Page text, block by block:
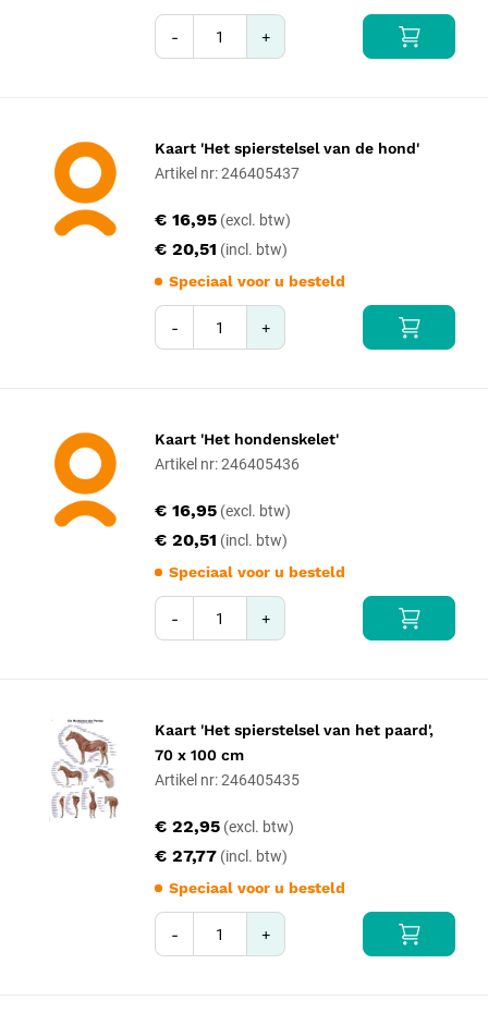
- +
Kaart 'Het spierstelsel van de hond'
Artikel nr: 246405437
€ 20,51
€ 16,95
Speciaal voor u besteld
- +
Kaart 'Het hondenskelet'
Artikel nr: 246405436
€ 20,51
€ 16,95
Speciaal voor u besteld
- +
Kaart 'Het spierstelsel van het paard',
70 x 100 cm
Artikel nr: 246405435
€ 27,77
€ 22,95
Speciaal voor u besteld
- +